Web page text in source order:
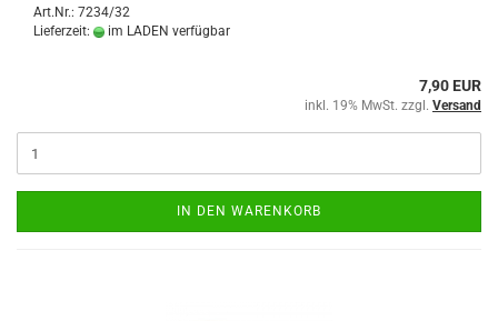
Art.Nr.: 7234/32
Lieferzeit:
im LADEN verfügbar
7,90 EUR
inkl. 19% MwSt. zzgl. Versand
IN DEN WARENKORB